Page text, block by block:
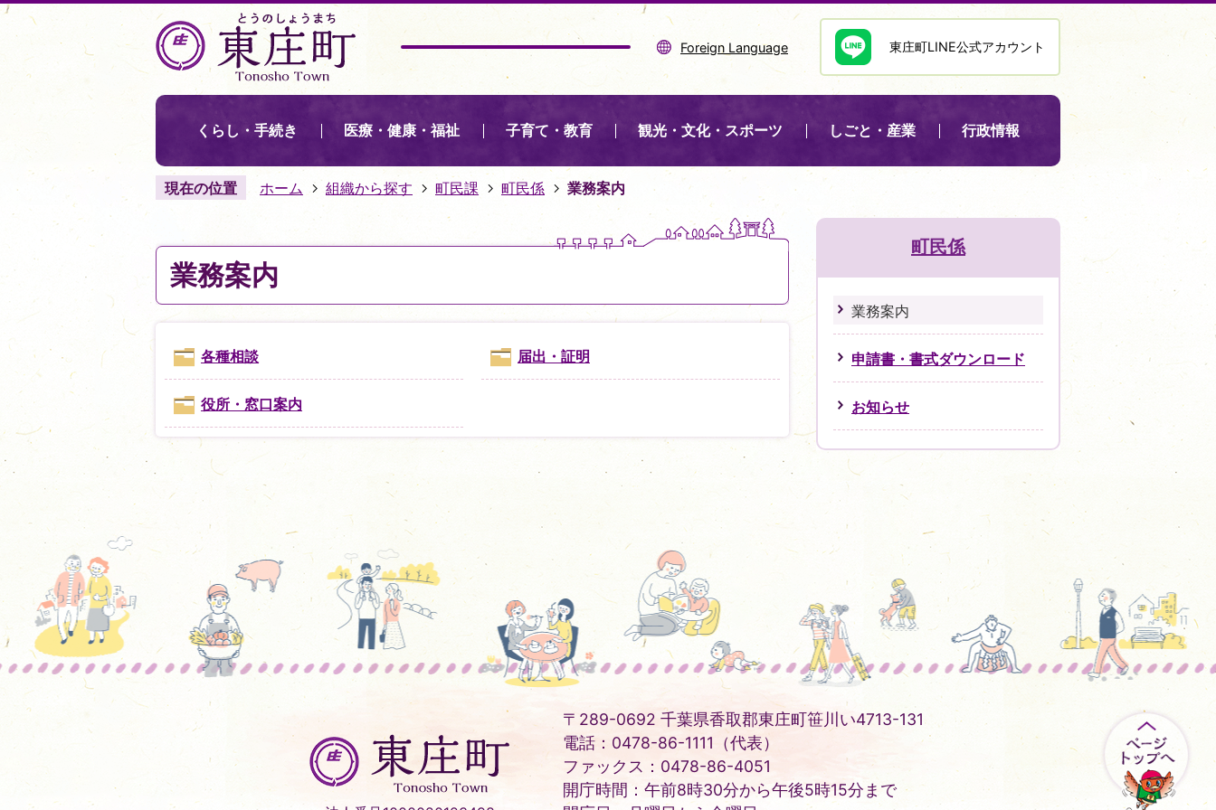
Foreign Language 東庄町LINE公式アカウント
くらし・手続き 医療・健康・福祉 子育て・教育 観光・文化・スポーツ しごと・産業 行政情報
現在の位置 ホーム 組織から探す 町民課 町民係 業務案内
業務案内
各種相談 届出・証明
役所・窓口案内
町民係
業務案内
申請書・書式ダウンロード
お知らせ
東
庄
町
Tonosho
〒289-0692 千葉県香取郡東庄町笹川い4713-131
電話：0478-86-1111（代表）
ファックス：0478-86-4051
開庁時間：午前8時30分から午後5時15分まで